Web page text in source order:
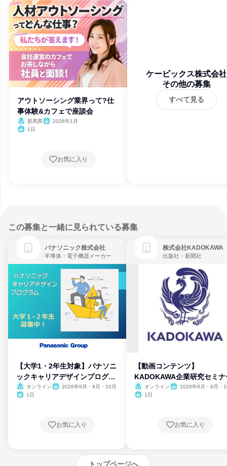
アウトソーシング業界って?仕
事体験&カフェで座談会
群馬県
2026年1月
1日
お気に入り
ケービックス株式会社
その他の募集
すべて見る
この募集と一緒に見られている募集
パナソニック株式会社
半導体・電子機器メーカー
【大学1・2年生対象】パナソニ
ックキャリアデザインプログラ
ム
オンライン
2026年8月・9月・10月
1日
お気に入り
株式会社KADOKAWA
出版社・新聞社
【動画コンテンツ】
KADOKAWA企業研究セミナ
オンライン
2026年8月・9月・
1日
お気に入り
トップページへ